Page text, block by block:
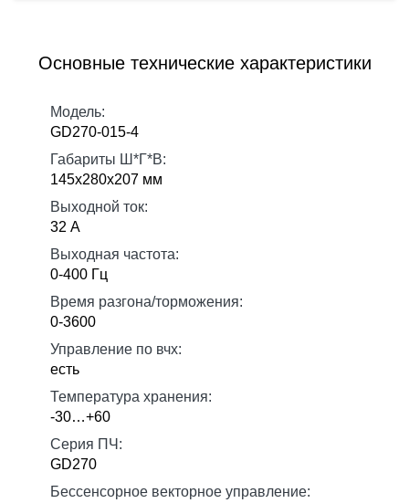
Основные технические характеристики
Модель:
GD270-015-4
Габариты Ш*Г*В:
145х280х207 мм
Выходной ток:
32 А
Выходная частота:
0-400 Гц
Время разгона/торможения:
0-3600
Управление по вчх:
есть
Температура хранения:
-30…+60
Серия ПЧ:
GD270
Бессенсорное векторное управление: